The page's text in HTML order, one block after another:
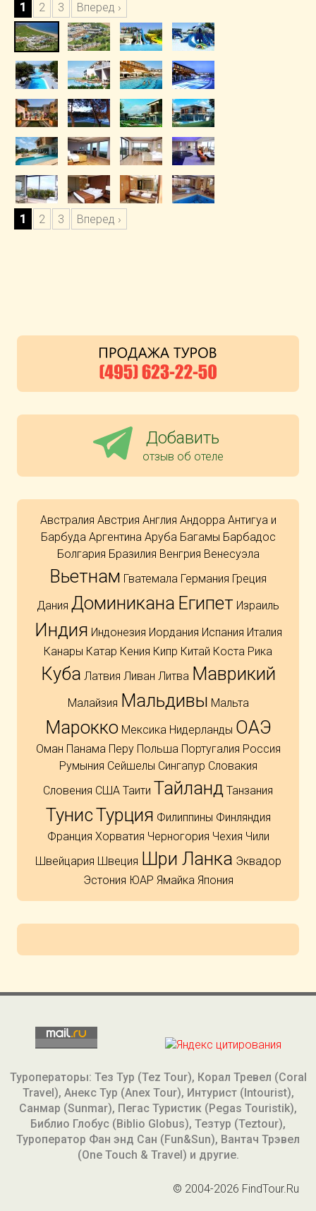
1 2 3 Вперед ›
1 2 3 Вперед ›
Добавить
отзыв об отеле
Австралия Австрия Англия Андорра Антигуа и
Барбуда Аргентина Аруба Багамы Барбадос
Болгария Бразилия Венгрия Венесуэла
Вьетнам Гватемала Германия Греция
Дания Доминикана Египет Израиль
Индия Индонезия Иордания Испания Италия
Канары Катар Кения Кипр Китай Коста Рика
Куба Латвия Ливан Литва Маврикий
Малайзия Мальдивы Мальта
Марокко Мексика Нидерланды ОАЭ
Оман Панама Перу Польша Португалия Россия
Румыния Сейшелы Сингапур Словакия
Словения США Таити Тайланд Танзания
ТунисТурция Филиппины Финляндия
Франция Хорватия Черногория Чехия Чили
Швейцария Швеция Шри Ланка Эквадор
Эстония ЮАР Ямайка Япония
Туроператоры: Тез Тур (Tez Tour), Корал Тревел (Coral
Travel), Анекс Тур (Anex Tour), Интурист (Intourist),
Санмар (Sunmar), Пегас Туристик (Pegas Touristik),
Библио Глобус (Biblio Globus), Тезтур (Teztour),
Туроператор Фан энд Сан (Fun&Sun), Вантач Трэвел
(One Touch & Travel) и другие.
© 2004-2026 FindTour.Ru